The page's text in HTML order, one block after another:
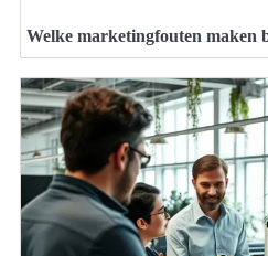
Welke marketingfouten maken